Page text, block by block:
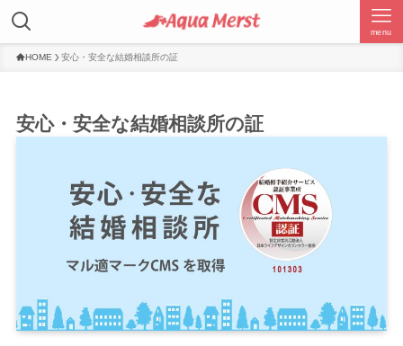
menu
HOME 安心・安全な結婚相談所の証
安心・安全な結婚相談所の証